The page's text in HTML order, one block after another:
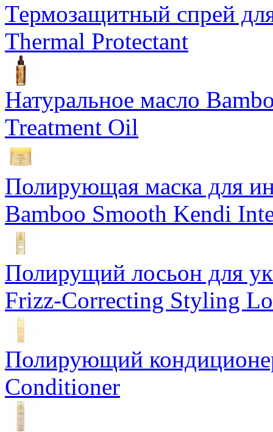
Термозащитный спрей
Thermal Protectant
Натуральное масло
Treatment Oil
Полирующая маска для
Bamboo Smooth Kendi
Полирущий лосьон для
Frizz-Correcting Styling
Полирующий
Conditioner